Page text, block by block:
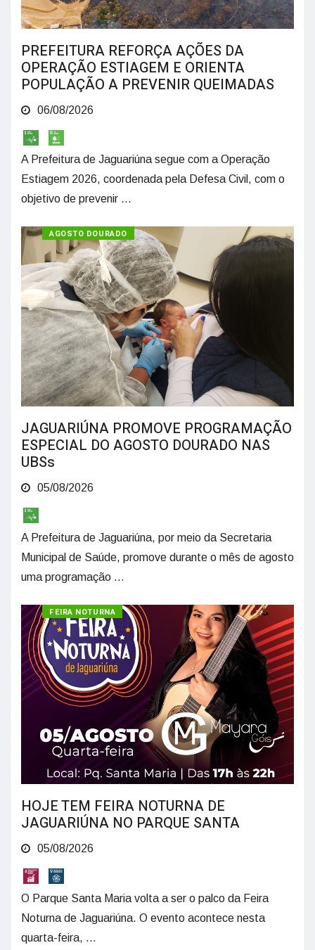
PREFEITURA REFORÇA AÇÕES DA
OPERAÇÃO ESTIAGEM E ORIENTA
POPULAÇÃO A PREVENIR QUEIMADAS
06/08/2026
A Prefeitura de Jaguariúna segue com a Operação
Estiagem 2026, coordenada pela Defesa Civil, com o
objetivo de prevenir ...
SAÚDE
AGOSTO DOURADO
JAGUARIÚNA PROMOVE PROGRAMAÇÃO
ESPECIAL DO AGOSTO DOURADO NAS
UBSs
05/08/2026
A Prefeitura de Jaguariúna, por meio da Secretaria
Municipal de Saúde, promove durante o mês de agosto
uma programação ...
CULTURA
FEIRA NOTURNA
HOJE TEM FEIRA NOTURNA DE
JAGUARIÚNA NO PARQUE SANTA
05/08/2026
O Parque Santa Maria volta a ser o palco da Feira
Noturna de Jaguariúna. O evento acontece nesta
quarta-feira, ...